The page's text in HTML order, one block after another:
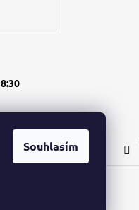
Souhlasím